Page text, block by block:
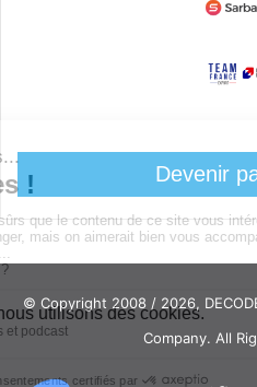
Devenir
© Copyright 2008 / 2026,
Company. All